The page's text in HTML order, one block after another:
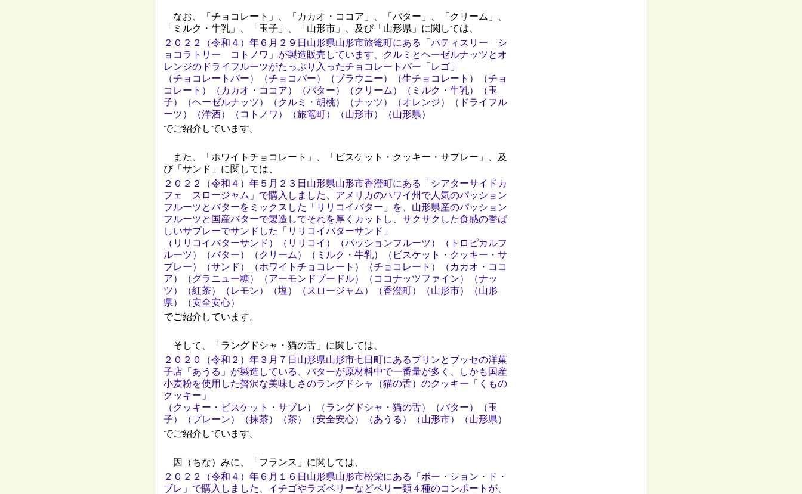
なお、「チョコレート」、「カカオ・ココア」、「バター」、「クリーム」、
「ミルク・牛乳」、「玉子」、「山形市」、及び「山形県」に関しては、
２０２２（令和４）年６月２９日山形県山形市旅篭町にある「パティスリー シ
ョコラトリー コトノワ」が製造販売しています、クルミとヘーゼルナッツとオ
レンジのドライフルーツがたっぷり入ったチョコレートバー「レゴ」
（チョコレートバー）（チョコバー）（ブラウニー）（生チョコレート）（チョ
コレート）（カカオ・ココア）（バター）（クリーム）（ミルク・牛乳）（玉
子）（ヘーゼルナッツ）（クルミ・胡桃）（ナッツ）（オレンジ）（ドライフル
ーツ）（洋酒）（コトノワ）（旅篭町）（山形市）（山形県）
でご紹介しています。
また、「ホワイトチョコレート」、「ビスケット・クッキー・サブレー」、及
び「サンド」に関しては、
２０２２（令和４）年５月２３日山形県山形市香澄町にある「シアターサイドカ
フェ スロージャム」で購入しました、アメリカのハワイ州で人気のパッション
フルーツとバターをミックスした「リリコイバター」を、山形県産のパッション
フルーツと国産バターで製造してそれを厚くカットし、サクサクした食感の香ば
しいサブレーでサンドした「リリコイバターサンド」
（リリコイバターサンド）（リリコイ）（パッションフルーツ）（トロピカルフ
ルーツ）（バター）（クリーム）（ミルク・牛乳）（ビスケット・クッキー・サ
ブレー）（サンド）（ホワイトチョコレート）（チョコレート）（カカオ・ココ
ア）（グラニュー糖）（アーモンドプードル）（ココナッツファイン）（ナッ
ツ）（紅茶）（レモン）（塩）（スロージャム）（香澄町）（山形市）（山形
県）（安全安心）
でご紹介しています。
そして、「ラングドシャ・猫の舌」に関しては、
２０２０（令和２）年３月７日山形県山形市七日町にあるプリンとブッセの洋菓
子店「あうる」が製造している、バターが原材料中で一番量が多く、しかも国産
小麦粉を使用した贅沢な美味しさのラングドシャ（猫の舌）のクッキー「くもの
クッキー」
（クッキー・ビスケット・サブレ）（ラングドシャ・猫の舌）（バター）（玉
子）（プレーン）（抹茶）（茶）（安全安心）（あうる）（山形市）（山形県）
でご紹介しています。
因（ちな）みに、「フランス」に関しては、
２０２２（令和４）年６月１６日山形県山形市松栄にある「ボー・ション・ド・
ブレ」で購入しました、イチゴやラズベリーなどベリー類４種のコンポートが、